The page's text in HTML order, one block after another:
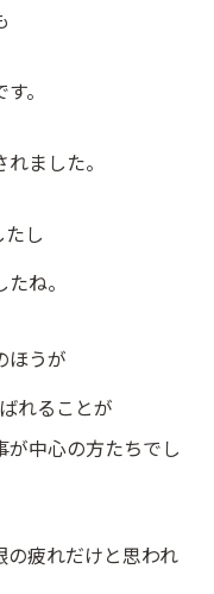
。
ました。
し
ね。
ほうが
れることが
中心の方たちでし
の疲れだけと思われ